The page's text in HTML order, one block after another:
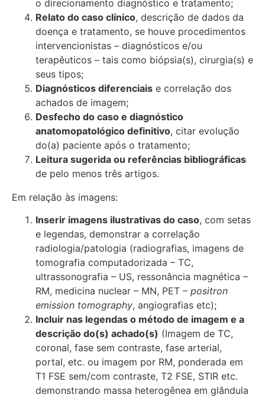
o direcionamento diagnóstico e tratamento;
Relato do caso clínico, descrição de dados da
doença e tratamento, se houve procedimentos
intervencionistas – diagnósticos e/ou
terapêuticos – tais como biópsia(s), cirurgia(s) e
seus tipos;
Diagnósticos diferenciais e correlação dos
achados de imagem;
Desfecho do caso e diagnóstico
anatomopatológico definitivo, citar evolução
do(a) paciente após o tratamento;
Leitura sugerida ou referências bibliográficas
de pelo menos três artigos.
Em relação às imagens:
Inserir imagens ilustrativas do caso, com setas
e legendas, demonstrar a correlação
radiologia/patologia (radiografias, imagens de
tomografia computadorizada – TC,
ultrassonografia – US, ressonância magnética –
RM, medicina nuclear – MN, PET – positron
emission tomography, angiografias etc);
Incluir nas legendas o método de imagem e a
descrição do(s) achado(s) (Imagem de TC,
coronal, fase sem contraste, fase arterial,
portal, etc. ou imagem por RM, ponderada em
T1 FSE sem/com contraste, T2 FSE, STIR etc.
demonstrando massa heterogênea em glândula